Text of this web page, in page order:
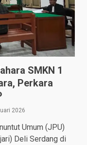
SMKN 1
Perkara
2026
Umum (JPU)
Deli Serdang di